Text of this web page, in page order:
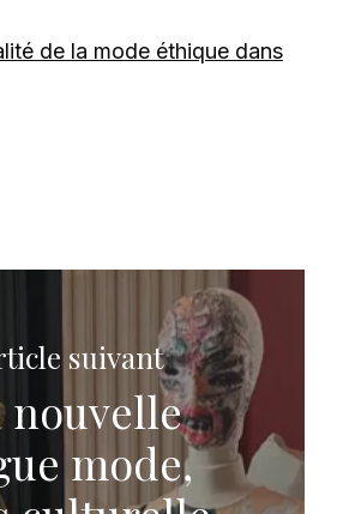
de la mode éthique dans
suivant
nouvelle
mode,